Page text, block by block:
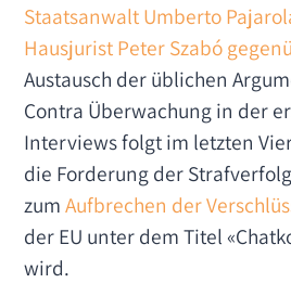
Staatsanwalt Umberto
Hausjurist Peter Szabó
Austausch der üblichen
Contra Überwachung in der
Interviews folgt im letzten
die Forderung der
zumAufbrechen der
der EU unter dem Titel
wird.